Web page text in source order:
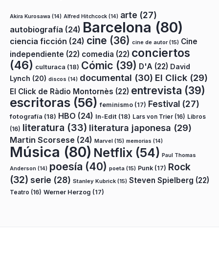
Akira Kurosawa (14) Alfred Hitchcock (14) arte (27)
autobiografía (24) Barcelona (80)
ciencia ficción (24) cine (36) cine de autor(15) Cine
independiente (22) comedia (22) conciertos
(46) culturaca (18) Cómic (39) D'A (22) David
Lynch (20) discos (14) documental (30) El Click (29)
El Click de Ràdio Montornès (22) entrevista (39)
escritoras (56) feminismo (17) Festival (27)
fotografía (18) HBO (24) In-Edit (18) Lars von Trier (16) Libros
(16) literatura (33) literatura japonesa (29)
Martin Scorsese (24) Marvel (15) memorias (14)
Música (80) Netflix (54) Paul Thomas
Anderson (14) poesía (40) poeta (15) Punk (17) Rock
(32) serie (28) Stanley Kubrick (15) Steven Spielberg (22)
Teatro (16) Werner Herzog (17)